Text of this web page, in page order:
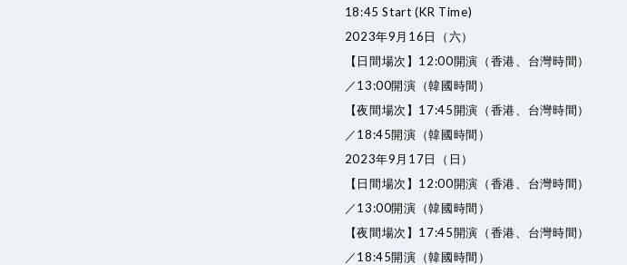
18:45 Start (KR Time)
2023年9月16日（六）
【日間場次】12:00開演（香港、台灣時間）
／13:00開演（韓國時間）
【夜間場次】17:45開演（香港、台灣時間）
／18:45開演（韓國時間）
2023年9月17日（日）
【日間場次】12:00開演（香港、台灣時間）
／13:00開演（韓國時間）
【夜間場次】17:45開演（香港、台灣時間）
／18:45開演（韓國時間）